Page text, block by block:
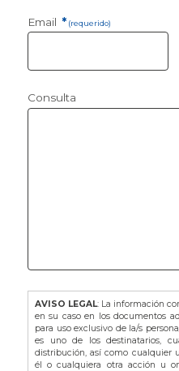
Email * (requerido)
Consulta
AVISO LEGAL: La información
en su caso en los documentos
para uso exclusivo de la/s
es uno de los destinatarios,
distribución, así como cualquier
él o cualquiera otra acción u